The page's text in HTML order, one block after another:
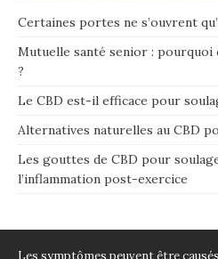
Certaines portes ne s’ouvrent
Mutuelle santé senior : pourquoi
?
Le CBD est-il efficace pour
Alternatives naturelles au CBD
Les gouttes de CBD pour
l’inflammation post-exercice
Les symptômes peuvent être